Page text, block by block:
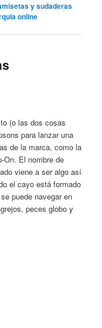
y sudaderas
online
(o las dos cosas
para lanzar una
de la marca, como la
On. El nombre de
viene a ser algo así
el cayo está formado
puede navegar en
peces globo y